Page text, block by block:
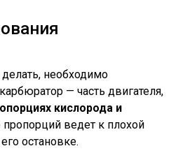
необходимо
— часть двигателя,
кислорода и
ведет к плохой
остановке.